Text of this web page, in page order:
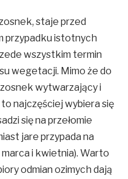
staje przed
przypadku istotnych
wszystkim termin
wegetacji. Mimo że do
wytwarzający i
najczęściej wybiera się
się na przełomie
jare przypada na
marca i kwietnia). Warto
odmian ozimych dają